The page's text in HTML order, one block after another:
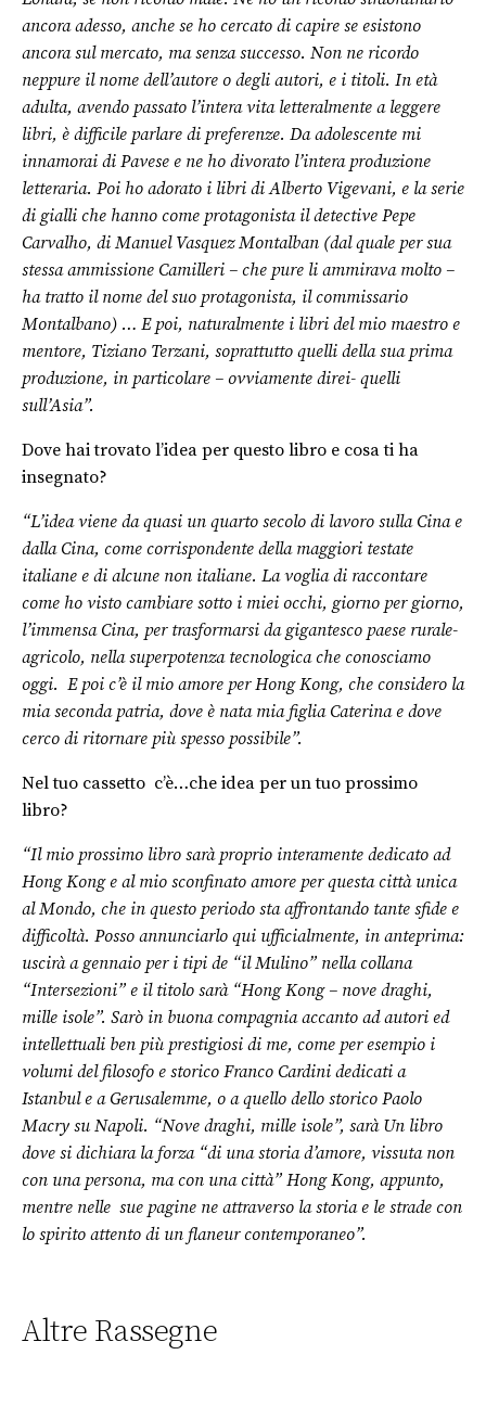
ancora adesso, anche se ho cercato di capire se esistono
ancora sul mercato, ma senza successo. Non ne ricordo
neppure il nome dell’autore o degli autori, e i titoli. In età
adulta, avendo passato l’intera vita letteralmente a leggere
libri, è difficile parlare di preferenze. Da adolescente mi
innamorai di Pavese e ne ho divorato l’intera produzione
letteraria. Poi ho adorato i libri di Alberto Vigevani, e la serie
di gialli che hanno come protagonista il detective Pepe
Carvalho, di Manuel Vasquez Montalban (dal quale per sua
stessa ammissione Camilleri – che pure li ammirava molto –
ha tratto il nome del suo protagonista, il commissario
Montalbano) … E poi, naturalmente i libri del mio maestro e
mentore, Tiziano Terzani, soprattutto quelli della sua prima
produzione, in particolare – ovviamente direi- quelli
sull’Asia”.
Dove hai trovato l’idea per questo libro e cosa ti ha
insegnato?
“L’idea viene da quasi un quarto secolo di lavoro sulla Cina e
dalla Cina, come corrispondente della maggiori testate
italiane e di alcune non italiane. La voglia di raccontare
come ho visto cambiare sotto i miei occhi, giorno per giorno,
l’immensa Cina, per trasformarsi da gigantesco paese rurale-
agricolo, nella superpotenza tecnologica che conosciamo
oggi. E poi c’è il mio amore per Hong Kong, che considero la
mia seconda patria, dove è nata mia figlia Caterina e dove
cerco di ritornare più spesso possibile”.
Nel tuo cassetto c’è…che idea per un tuo prossimo
libro?
“Il mio prossimo libro sarà proprio interamente dedicato ad
Hong Kong e al mio sconfinato amore per questa città unica
al Mondo, che in questo periodo sta affrontando tante sfide e
difficoltà. Posso annunciarlo qui ufficialmente, in anteprima:
uscirà a gennaio per i tipi de “il Mulino” nella collana
“Intersezioni” e il titolo sarà “Hong Kong – nove draghi,
mille isole”. Sarò in buona compagnia accanto ad autori ed
intellettuali ben più prestigiosi di me, come per esempio i
volumi del filosofo e storico Franco Cardini dedicati a
Istanbul e a Gerusalemme, o a quello dello storico Paolo
Macry su Napoli. “Nove draghi, mille isole”, sarà Un libro
dove si dichiara la forza “di una storia d’amore, vissuta non
con una persona, ma con una città” Hong Kong, appunto,
mentre nelle sue pagine ne attraverso la storia e le strade con
lo spirito attento di un flaneur contemporaneo”.
Altre Rassegne